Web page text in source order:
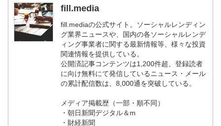
fill.media
fill.mediaの公式サイト。ソーシャルレンディン
グ業界ニュースや、国内の各ソーシャルレンデ
ィング事業者に関する最新情報等、様々な投資
関連情報を提供している。
公開済記事コンテンツは1,200件超、登録読者
に向け無料にて発信しているニュース・メール
の累計配信数は、8,000通を突破している。
メディア掲載歴（一部・順不同）
・朝日新聞デジタル＆m
・財経新聞